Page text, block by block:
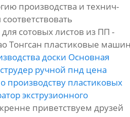
производства и технич-
сотовых листов из ПП -
Тонгсан пластиковые
доски Основная
ручной пнд цена
производству пластиковых
экструзионного
приветствуем друзей